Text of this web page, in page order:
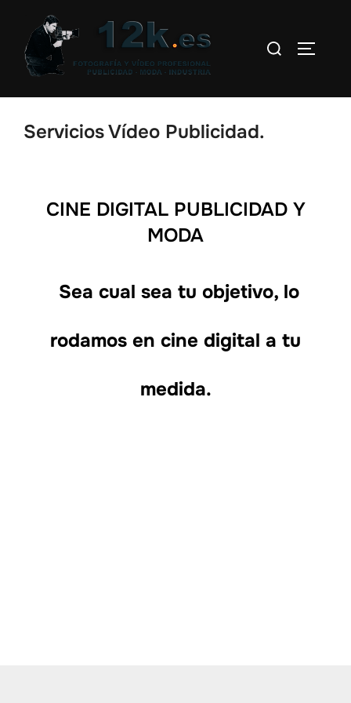
Servicios Vídeo Publicidad.
CINE DIGITAL PUBLICIDAD Y
MODA
Sea cual sea tu objetivo, lo
rodamos en cine digital a tu
medida.